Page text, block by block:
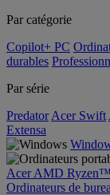
Par catégorie
Copilot+ PC
durables
Par série
Predator Acer Swift
Extensa
Acer AMD Ryzen™
Ordinateurs de